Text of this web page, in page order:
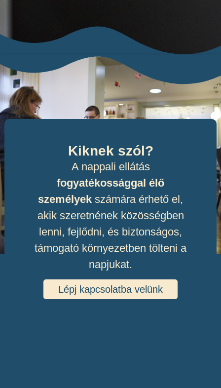
Kiknek szól?
A nappali ellátás
fogyatékossággal élő
személyek számára érhető el,
akik szeretnének közösségben
lenni, fejlődni, és biztonságos,
támogató környezetben tölteni a
napjukat.
Lépj kapcsolatba velünk